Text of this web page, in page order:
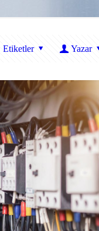
Etiketler Yazar